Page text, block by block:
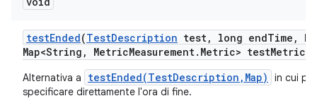
testEnded(TestDescription test, long endTime ,
Map<String , MetricMeasurement. Metric> testMetrics)
Alternativa a testEnded(TestDescription,Map)
in cui
specificare direttamente l'ora di fine.